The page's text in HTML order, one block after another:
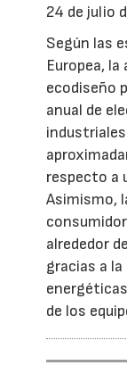
24 de julio
Según las
Europea,
ecodiseño
anual de
respecto a
Asimismo,
alrededor
gracias a
de los